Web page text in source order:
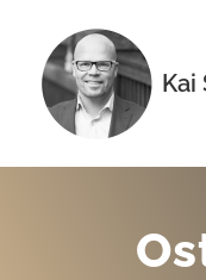
content
Kai